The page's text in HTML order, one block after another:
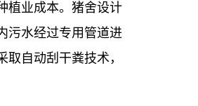
植业成本。猪舍设计
污水经过专用管道进
自动刮干粪技术，